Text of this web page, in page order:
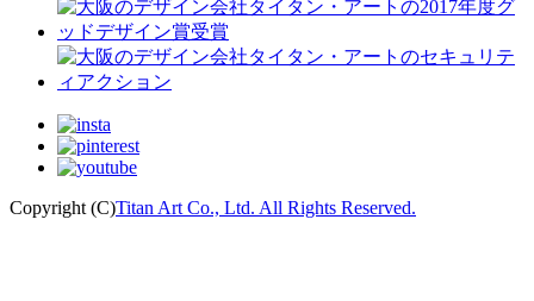
Copyright (C)Titan Art Co., Ltd. All Rights Reserved.